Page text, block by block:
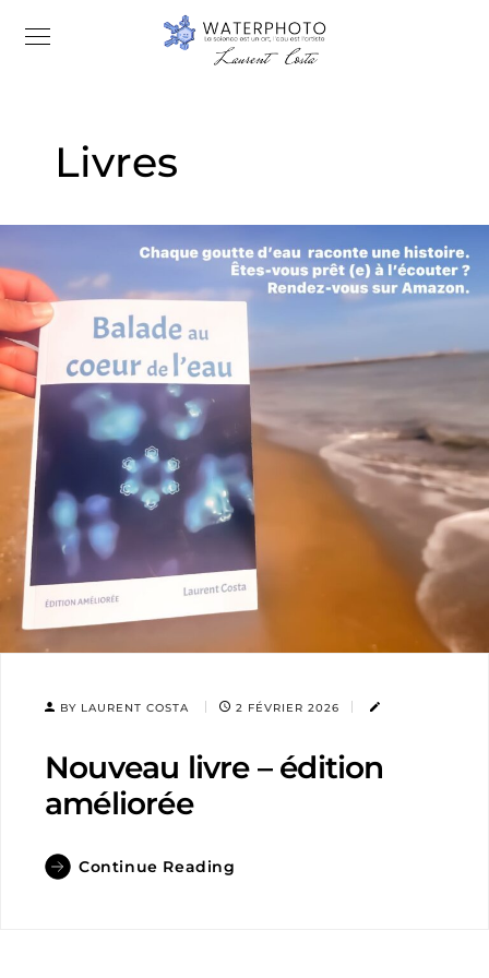
Livres
BY LAURENT COSTA 2 FÉVRIER 2026
Nouveau livre – édition
améliorée
Continue Reading